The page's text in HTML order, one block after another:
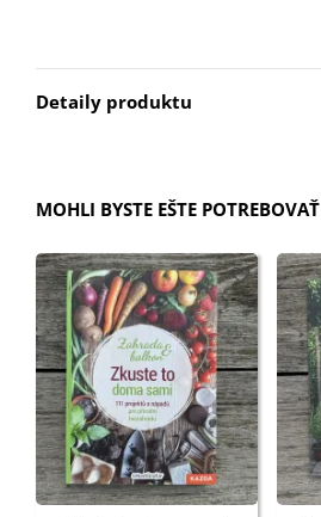
Detaily produktu
MOHLI BYSTE EŠTE POTREBOVAŤ